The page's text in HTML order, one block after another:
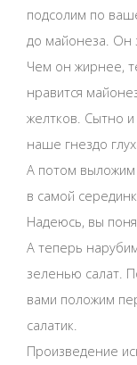
подсолим по
до майонеза. Он
Чем он жирнее,
нравится
желтков. Сытно и
наше гнездо
А потом выложим
в самой
Надеюсь, вы
А теперь
зеленью салат.
вами положим
салатик.
Произведение